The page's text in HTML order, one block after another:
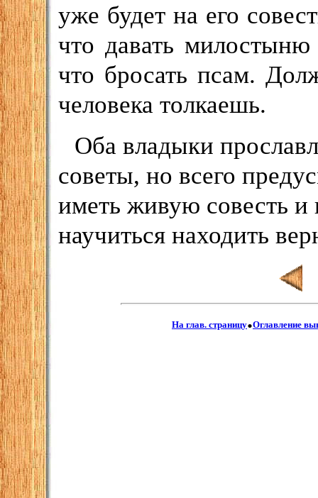
уже будет на его
что давать
что бросать псам.
человека толкаешь.
Оба владыки
советы, но всего
иметь живую совесть
научиться находить
На глав. страницу.Оглавление